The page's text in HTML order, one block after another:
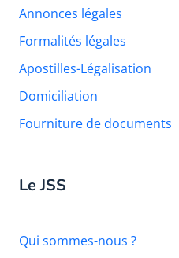
Annonces légales
Formalités légales
Apostilles-Légalisation
Domiciliation
Fourniture de documents
Le JSS
Qui sommes-nous ?